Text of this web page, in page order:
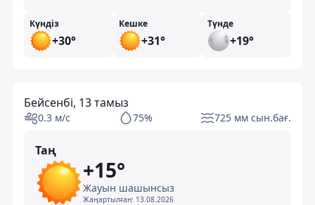
Күндіз
+30°
Кешке
+31°
Түнде
+19°
Бейсенбі, 13 тамыз
0.3 м/с 75% 725 мм сын.бағ.
Таң
+15°
Жауын шашынсыз
Жаңартылған: 13.08.2026